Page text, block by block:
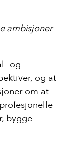
ambisjoner
og
og at
om at
bygge